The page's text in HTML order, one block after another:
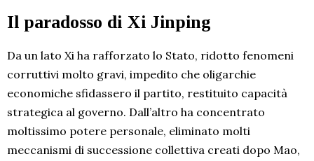
Il paradosso di Xi Jinping
Da un lato Xi ha rafforzato lo Stato, ridotto fenomeni
corruttivi molto gravi, impedito che oligarchie
economiche sfidassero il partito, restituito capacità
strategica al governo. Dall’altro ha concentrato
moltissimo potere personale, eliminato molti
meccanismi di successione collettiva creati dopo Mao,